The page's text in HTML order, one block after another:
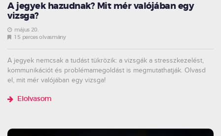
A jegyek hazudnak? Mit mér valójában egy
vizsga?
május 20.
15 perces olvasmány
A jegyek nemcsak a tudást tükrözik: a vizsgák a stresszkezelést,
kommunikációt és problémamegoldást is megmutathatják. Olvasd
el, mit mér valójában egy vizsga!
Elolvasom